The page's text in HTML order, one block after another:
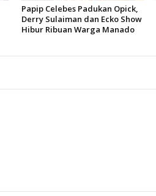
Papip Celebes Padukan Opick,
Derry Sulaiman dan Ecko Show
Hibur Ribuan Warga Manado